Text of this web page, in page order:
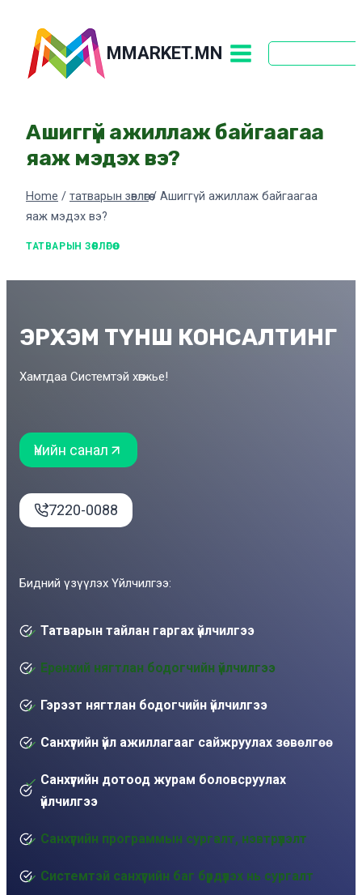
content
MMARKET.MN
Ашиггүй ажиллаж байгаагаа
яаж мэдэх вэ?
Home / татварын зөвлөгөө / Ашиггүй ажиллаж байгаагаа
яаж мэдэх вэ?
ТАТВАРЫН ЗӨВЛӨГӨӨ
ЭРХЭМ ТҮНШ КОНСАЛТИНГ
Хамтдаа Системтэй хөгжье!
Үнийн санал
7220-0088
Бидний үзүүлэх Үйлчилгээ:
Татварын тайлан гаргах үйлчилгээ
Ерөнхий нягтлан бодогчийн үйлчилгээ
Гэрээт нягтлан бодогчийн үйлчилгээ
Санхүүгийн үйл ажиллагааг сайжруулах зөвөлгөө
Санхүүгийн дотоод журам боловсруулах
үйлчилгээ
Санхүүгийн программын сургалт, нэвтрүүлэлт
Системтэй санхүүгийн баг бүрдүүлэх нь сургалт